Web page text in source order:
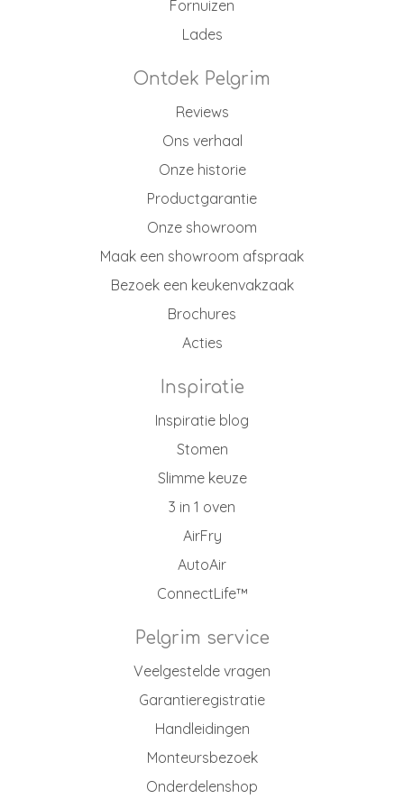
Fornuizen
Lades
Ontdek Pelgrim
Reviews
Ons verhaal
Onze historie
Productgarantie
Onze showroom
Maak een showroom afspraak
Bezoek een keukenvakzaak
Brochures
Acties
Inspiratie
Inspiratie blog
Stomen
Slimme keuze
3 in 1 oven
AirFry
AutoAir
ConnectLife™
Pelgrim service
Veelgestelde vragen
Garantieregistratie
Handleidingen
Monteursbezoek
Onderdelenshop